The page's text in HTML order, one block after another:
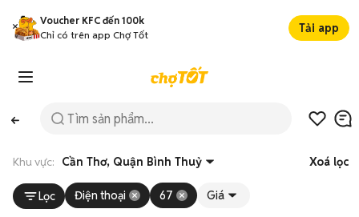
Voucher KFC đến 100k
Chỉ có trên app Chợ Tốt
Tải app
Khu vực: Cần Thơ, Quận Bình Thuỷ Xoá lọc
Lọc Điện thoại 67 Giá